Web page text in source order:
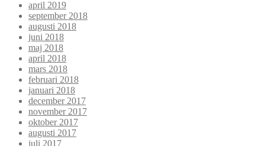
april 2019
september 2018
augusti 2018
juni 2018
maj 2018
april 2018
mars 2018
februari 2018
januari 2018
december 2017
november 2017
oktober 2017
augusti 2017
juli 2017